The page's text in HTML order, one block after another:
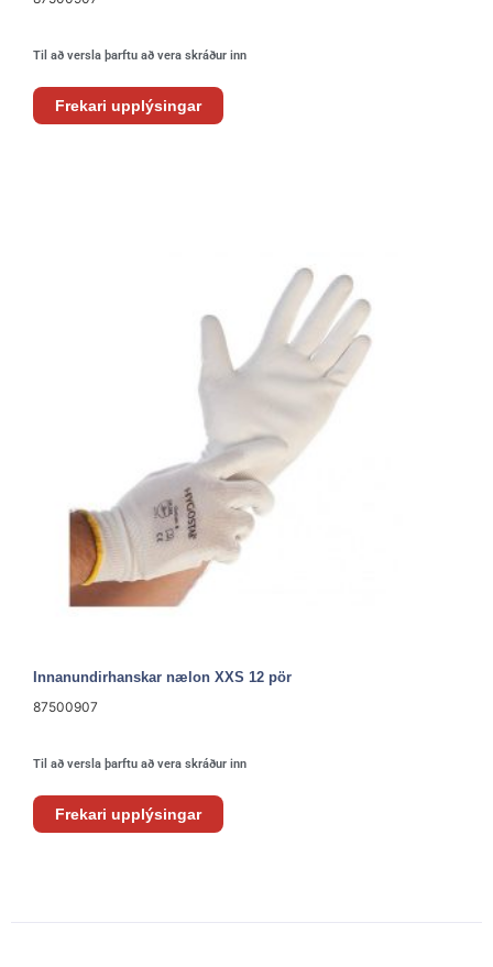
Til að versla þarftu að vera skráður inn
Frekari upplýsingar
Innanundirhanskar nælon XXS 12 pör
87500907
Til að versla þarftu að vera skráður inn
Frekari upplýsingar